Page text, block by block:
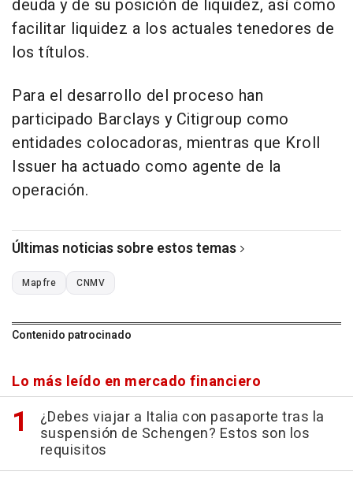
deuda y de su posición de liquidez, así como
facilitar liquidez a los actuales tenedores de
los títulos.
Para el desarrollo del proceso han
participado Barclays y Citigroup como
entidades colocadoras, mientras que Kroll
Issuer ha actuado como agente de la
operación.
Últimas noticias sobre estos temas
Mapfre CNMV
Contenido patrocinado
Lo más leído en mercado financiero
¿Debes viajar a Italia con pasaporte tras la
suspensión de Schengen? Estos son los
requisitos